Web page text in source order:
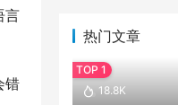
言
错
热门文章
18.8K